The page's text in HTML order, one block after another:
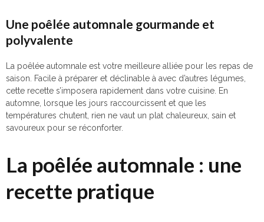
Une poêlée automnale gourmande et
polyvalente
La poêlée automnale est votre meilleure alliée pour les repas de
saison. Facile à préparer et déclinable à avec d’autres légumes,
cette recette s’imposera rapidement dans votre cuisine. En
automne, lorsque les jours raccourcissent et que les
températures chutent, rien ne vaut un plat chaleureux, sain et
savoureux pour se réconforter.
La poêlée automnale : une
recette pratique